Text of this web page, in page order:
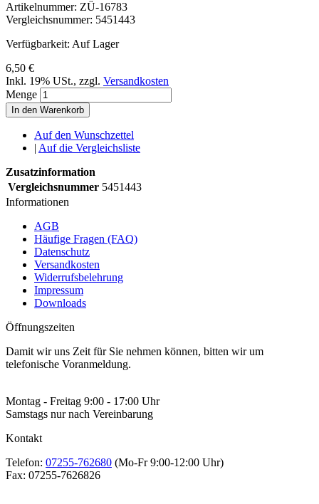
Artikelnummer: ZÜ-16783
Vergleichsnummer: 5451443
Verfügbarkeit: Auf Lager
6,50 €
Inkl. 19% USt., zzgl. Versandkosten
Menge
In den Warenkorb
Auf den Wunschzettel
| Auf die Vergleichsliste
Zusatzinformation
Vergleichsnummer 5451443
Informationen
AGB
Häufige Fragen (FAQ)
Datenschutz
Versandkosten
Widerrufsbelehrung
Impressum
Downloads
Öffnungszeiten
Damit wir uns Zeit für Sie nehmen können, bitten wir um
telefonische Voranmeldung.
Montag - Freitag 9:00 - 17:00 Uhr
Samstags nur nach Vereinbarung
Kontakt
Telefon: 07255-762680 (Mo-Fr 9:00-12:00 Uhr)
Fax: 07255-7626826